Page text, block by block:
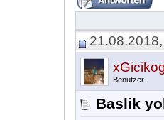
Benutzer
Baslik